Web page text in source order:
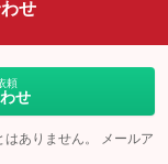
せ
頼
せ
ありません。 メールア